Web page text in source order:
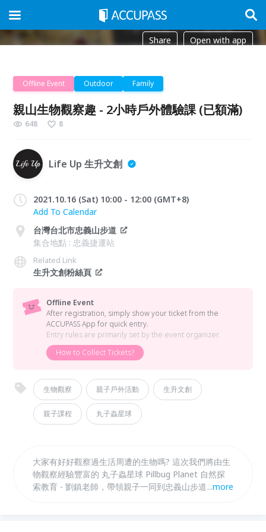
Share Open with app
Offline Event Outdoor Family
親山生物觀察趣 - 2小時戶外體驗課 (已額滿)
648 8
Life Up 生升文創
2021.10.16 (Sat) 10:00 - 12:00 (GMT+8)
Add To Calendar
台灣台北市忠義山步道
集合地點 : 忠義捷運站
Related Link
生升文創粉絲頁
Offline Event
After registration, simply show your ticket from the
ACCUPASS App for quick entry.
Entry rules are primarily set by the event organizer.
How to Collect Tickets?
生物觀察 親子戶外活動 生升文創
親子課程 丸子蟲星球
大家有好好觀察過生活周遭的生物嗎? 這次我們將由生
物觀察經驗豐富的 丸子蟲星球 Pillbug Planet 自然探
索教育 - 劉鎮老師，帶領親子一同到忠義山步道，實地
...more